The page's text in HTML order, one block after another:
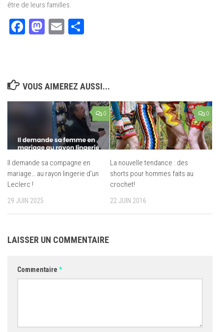
être de leurs familles.
Facebook
Mastodon
Email
VOUS AIMEREZ AUSSI...
0
Il demande sa compagne en
mariage… au rayon lingerie d’un
Leclerc !
29 JUIN 2025
0
La nouvelle tendance : des
shorts pour hommes faits au
crochet!
22 JUIN 2016
LAISSER UN COMMENTAIRE
Commentaire *